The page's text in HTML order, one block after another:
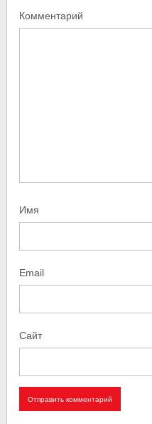
Комментарий
Имя
Email
Сайт